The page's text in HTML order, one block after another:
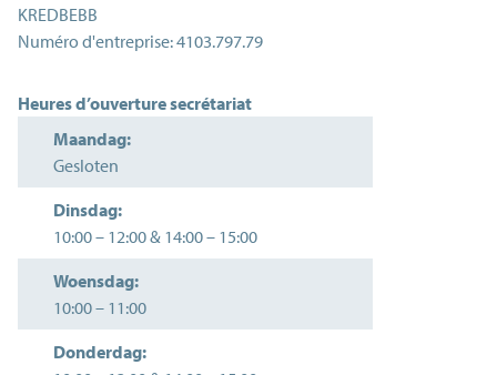
KREDBEBB
Numéro d'entreprise:4103.797.79
Heures d’ouverture secrétariat
Maandag:
Gesloten
Dinsdag:
10:00– 12:00& 14:00– 15:00
Woensdag:
10:00– 11:00
Donderdag: